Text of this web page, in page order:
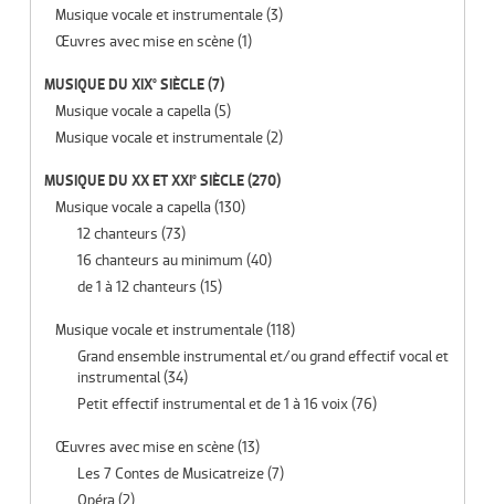
Musique vocale et instrumentale(3)
Œuvres avec mise en scène(1)
MUSIQUE DU XIX° SIÈCLE(7)
Musique vocale a capella (5)
Musique vocale et instrumentale(2)
MUSIQUE DU XX ET XXI° SIÈCLE(270)
Musique vocale a capella (130)
12 chanteurs (73)
16 chanteurs au minimum (40)
de 1 à 12 chanteurs (15)
Musique vocale et instrumentale(118)
Grand ensemble instrumental et/ou grand effectif vocal et
instrumental(34)
Petit effectif instrumental et de 1 à 16 voix(76)
Œuvres avec mise en scène(13)
Les 7 Contes de Musicatreize(7)